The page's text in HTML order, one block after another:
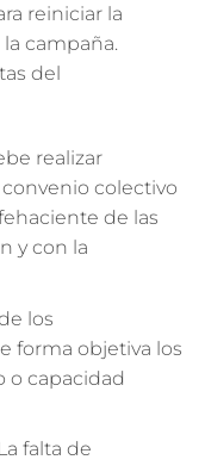
reiniciar la
campaña.
del
realizar
colectivo
de las
y con la
los
forma objetiva los
o capacidad
falta de